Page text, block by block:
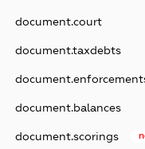
document.court
document.taxdebts
document.balances
document.scorings